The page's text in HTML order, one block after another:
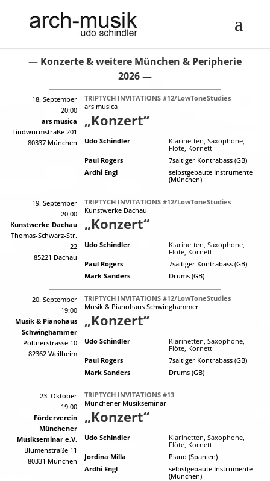
— Konzerte & weitere München & Peripherie
2026 —
18. September
20:00
ars musica
Lindwurmstraße 201
80337 München
TRIPTYCH INVITATIONS #12/LowToneStudies
ars musica
„Konzert“
Udo Schindler
Klarinetten, Saxophone,
Flöte, Kornett
Paul Rogers
7saitiger Kontrabass (GB)
Ardhi Engl
selbstgebaute Instrumente
(München)
19. September
20:00
Kunstwerke Dachau
Thomas-Schwarz-Str.
22
85221 Dachau
TRIPTYCH INVITATIONS #12/LowToneStudies
Kunstwerke Dachau
„Konzert“
Udo Schindler
Klarinetten, Saxophone,
Flöte, Kornett
Paul Rogers
7saitiger Kontrabass (GB)
Mark Sanders
Drums (GB)
20. September
19:00
Musik & Pianohaus
Schwinghammer
Pöltnerstrasse 10
82362 Weilheim
TRIPTYCH INVITATIONS #12/LowToneStudies
Musik & Pianohaus Schwinghammer
„Konzert“
Udo Schindler
Klarinetten, Saxophone,
Flöte, Kornett
Paul Rogers
7saitiger Kontrabass (GB)
Mark Sanders
Drums (GB)
23. Oktober
19:00
Förderverein
Münchener
Musikseminar e.V.
Blumenstraße 11
80331 München
TRIPTYCH INVITATIONS #13
Münchener Musikseminar
„Konzert“
Udo Schindler
Klarinetten, Saxophone,
Flöte, Kornett
Jordina Milla
Piano (Spanien)
Ardhi Engl
selbstgebaute Instrumente
(München)